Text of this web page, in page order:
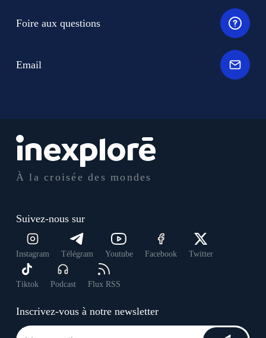
À la croisée des mondes
Suivez-nous sur
Instagram Télégram Youtube Facebook Twitter
Tiktok Podcast Flux RSS
Inscrivez-vous à notre newsletter
Foire aux questions
Email